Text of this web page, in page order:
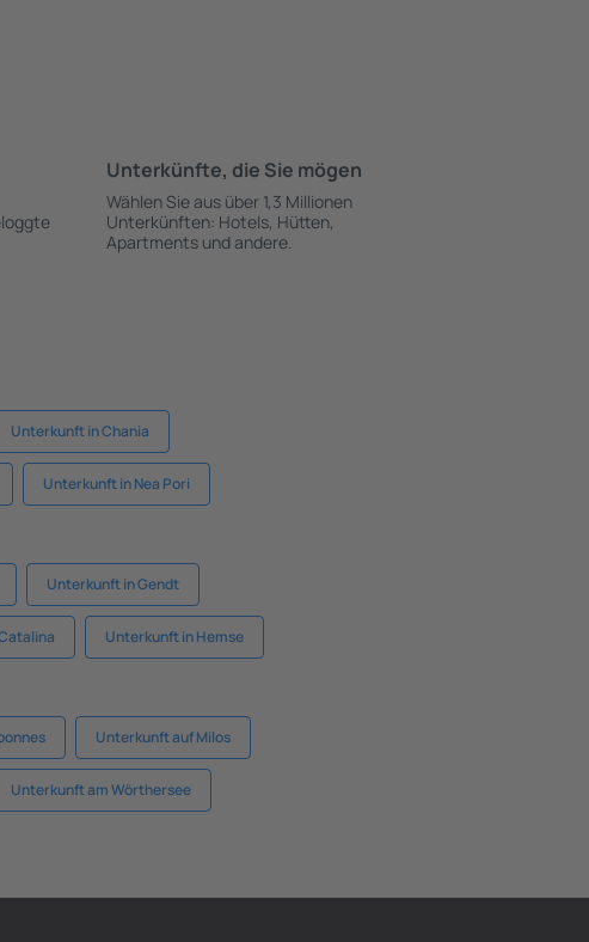
Unterkünfte, die Sie mögen
Wählen Sie aus über 1,3 Millionen
Unterkünften: Hotels, Hütten,
Apartments und andere.
Unterkunft in Chania
Unterkunft in Nea Pori
Unterkunft in Gendt
Unterkunft in Hemse
Unterkunft auf Milos
Unterkunft am Wörthersee